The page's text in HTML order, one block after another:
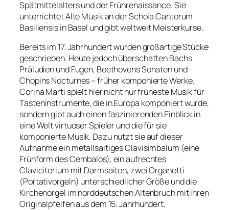
Spätmittelalters und der Frührenaissance. Sie
unterrichtet Alte Musik an der Schola Cantorum
Basiliensis in Basel und gibt weltweit Meisterkurse.
Bereits im 17. Jahrhundert wurden großartige Stücke
geschrieben. Heute jedoch überschatten Bachs
Präludien und Fugen, Beethovens Sonaten und
Chopins Nocturnes – früher komponierte Werke.
Corina Marti spielt hier nicht nur früheste Musik für
Tasteninstrumente, die in Europa komponiert wurde,
sondern gibt auch einen faszinierenden Einblick in
eine Welt virtuoser Spieler und die für sie
komponierte Musik. Dazu nutzt sie auf dieser
Aufnahme ein metallsaitiges Clavisimbalum (eine
Frühform des Cembalos), ein aufrechtes
Claviciterium mit Darmsaiten, zwei Organetti
(Portativorgeln) unterschiedlicher Größe und die
Kirchenorgel im norddeutschen Altenbruch mit ihren
Originalpfeifen aus dem 15. Jahrhundert.